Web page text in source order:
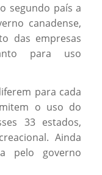
segundo país a
canadense,
das empresas
para uso
para cada
o uso do
33 estados,
Ainda
pelo governo